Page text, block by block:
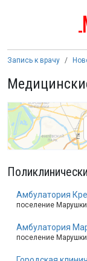
Запись к врачу
Амбулатория
поселение
Амбулатория
поселение